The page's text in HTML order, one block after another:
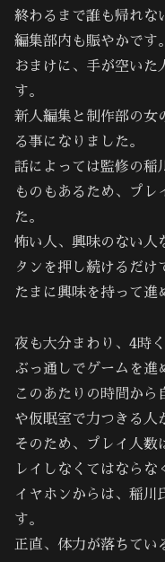
終わるまで誰も帰れな
編集部内も賑やかです。
おまけに、手が空いた
す。
新人編集と制作部の女
る事になりました。
話によっては監修の稲
ものもあるため、プレ
た。
怖い人、興味のない人
タンを押し続けるだけ
たまに興味を持って進
夜も大分まわり、4時
ぶっ通しでゲームを進
このあたりの時間か
や仮眠室で力つきる人
そのため、プレイ人数
レイしなくてはならな
イヤホンからは、稲川
す。
正直、体力が落ちてい